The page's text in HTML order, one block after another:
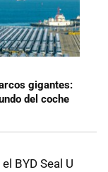
gigantes:
del coche
BYD Seal U